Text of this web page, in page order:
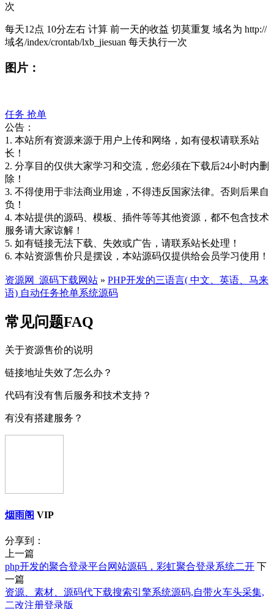
次
每天12点 10分左右 计算 前一天的收益 切莫重复 域名为 http://
域名/index/crontab/lxb_jiesuan 每天执行一次
图片：
任务 抢单
公告：
1. 本站所有资源来源于用户上传和网络，如有侵权请联系站
长！
2. 分享目的仅供大家学习和交流，您必须在下载后24小时内删
除！
3. 不得使用于非法商业用途，不得违反国家法律。否则后果自
负！
4. 本站提供的源码、模板、插件等等其他资源，都不包含技术
服务请大家谅解！
5. 如有链接无法下载、失效或广告，请联系站长处理！
6. 本站资源售价只是摆设，本站源码仅提供给会员学习使用！
资源网_源码下载网站 » PHP开发的三语言( 中文、英语、马来
语) 自动任务抢单系统源码
常见问题FAQ
关于资源售价的说明
链接地址失效了怎么办？
代码有没有售后服务和技术支持？
有没有搭建服务？
烟雨阁 VIP
分享到：
上一篇
php开发的聚合登录平台网站源码，彩虹聚合登录系统二开
下
一篇
资源、素材、源码代下载搜索引擎系统源码,自带火车头采集,
二改注册登录版